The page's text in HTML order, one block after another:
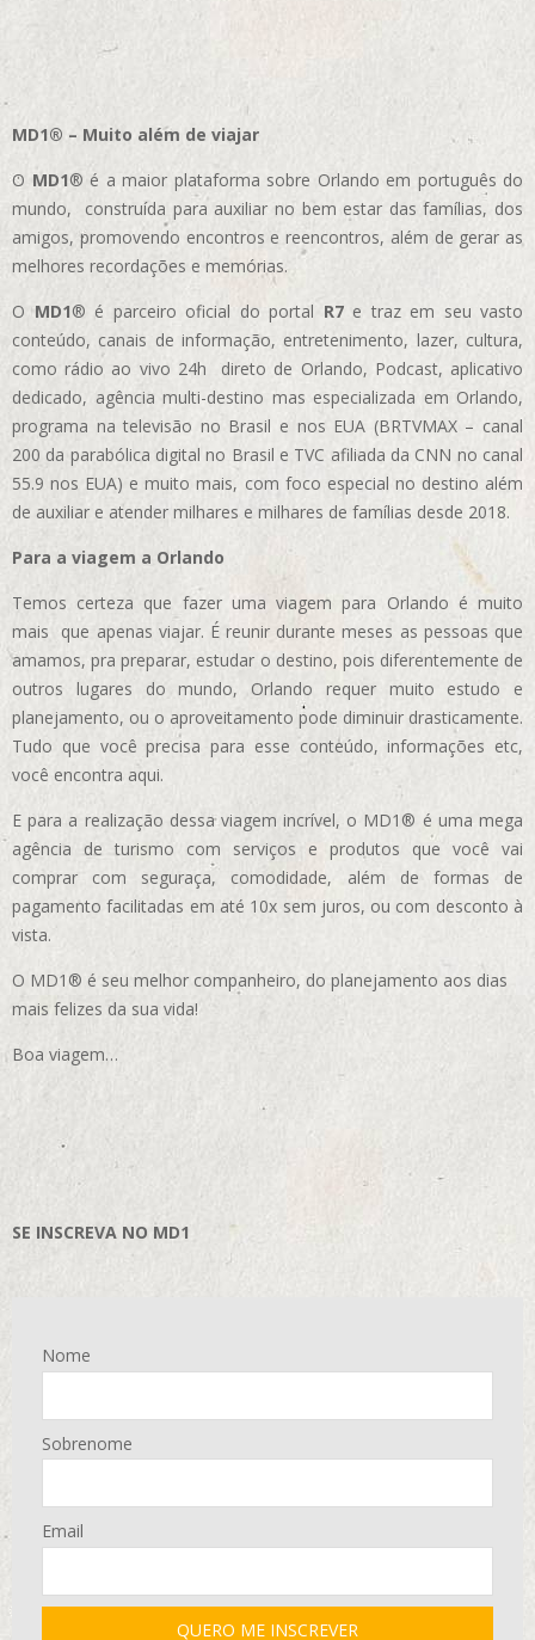
MD1® – Muito além de viajar
O MD1® é a maior plataforma sobre Orlando em português do
mundo, construída para auxiliar no bem estar das famílias, dos
amigos, promovendo encontros e reencontros, além de gerar as
melhores recordações e memórias.
OMD1® é parceiro oficial do portal R7e traz em seu vasto
conteúdo, canais de informação, entretenimento, lazer, cultura,
como rádio ao vivo 24h direto de Orlando, Podcast, aplicativo
dedicado, agência multi-destino mas especializada em Orlando,
programa na televisão no Brasil e nos EUA (BRTVMAX – canal
200 da parabólica digital no Brasil e TVC afiliada da CNN no canal
55.9 nos EUA) e muito mais, com foco especial no destino além
de auxiliar e atender milhares e milhares de famílias desde 2018.
Para a viagem a Orlando
Temos certeza que fazer uma viagem para Orlando é muito
mais que apenas viajar. É reunir durante meses as pessoas que
amamos, pra preparar, estudar o destino, pois diferentemente de
outros lugares do mundo, Orlando requer muito estudo e
planejamento, ou o aproveitamento pode diminuir drasticamente.
Tudo que você precisa para esse conteúdo, informações etc,
você encontra aqui.
E para a realização dessa viagem incrível, o MD1® é uma mega
agência de turismo com serviços e produtos que você vai
comprar com seguraça, comodidade, além de formas de
pagamento facilitadas em até 10x sem juros, ou com desconto à
vista.
O MD1® é seu melhor companheiro, do planejamento aos dias
mais felizes da sua vida!
Boa viagem…
SE INSCREVA NO MD1
Nome
Sobrenome
Email